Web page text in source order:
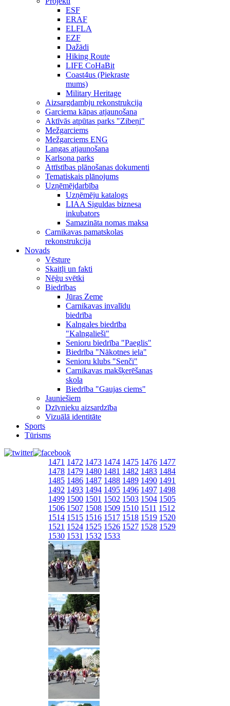
ESF
ERAF
ELFLA
EZF
Dažādi
Hiking Route
LIFE CoHaBit
Coast4us (Piekraste
mums)
Military Heritage
Aizsargdambju rekonstrukcija
Garciema kāpas atjaunošana
Aktīvās atpūtas parks "Zibeņi"
Mežgarciems
Mežgarciems ENG
Langas atjaunošana
Karlsona parks
Attīstības plānošanas dokumenti
Tematiskais plānojums
Uzņēmējdarbība
Uzņēmēju katalogs
LIAA Siguldas biznesa
inkubators
Samazināta nomas maksa
Carnikavas pamatskolas
rekonstrukcija
Novads
Vēsture
Skaitļi un fakti
Nēģu svētki
Biedrības
Jūras Zeme
Carnikavas invalīdu
biedrība
Kalngales biedrība
"Kalngalieši"
Senioru biedrība "Paeglis"
Biedrība "Nākotnes iela"
Senioru klubs "Senči"
Carnikavas makšķerēšanas
skola
Biedrība "Gaujas ciems"
Jauniešiem
Dzīvnieku aizsardzība
Vizuālā identitāte
Sports
Tūrisms
1471 1472 1473 1474 1475 1476 1477
1478 1479 1480 1481 1482 1483 1484
1485 1486 1487 1488 1489 1490 1491
1492 1493 1494 1495 1496 1497 1498
1499 1500 1501 1502 1503 1504 1505
1506 1507 1508 1509 1510 1511 1512
1514 1515 1516 1517 1518 1519 1520
1521 1524 1525 1526 1527 1528 1529
1530 1531 1532 1533